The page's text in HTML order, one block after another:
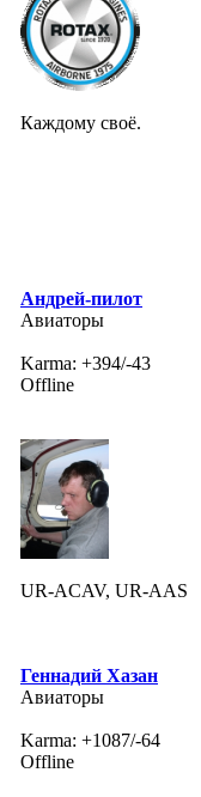
Каждому своё.
Андрей-пилот
Авиаторы
Karma: +394/-43
Offline
UR-ACAV, UR-AAS
Геннадий Хазан
Авиаторы
Karma: +1087/-64
Offline